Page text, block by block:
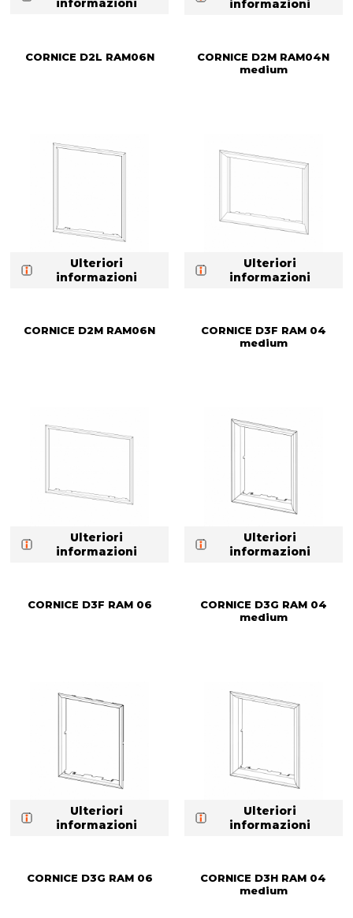
informazioni informazioni
CORNICE D2L RAM06N
Ulteriori
informazioni
CORNICE D2M RAM04N
medium
Ulteriori
informazioni
CORNICE D2M RAM06N
Ulteriori
informazioni
CORNICE D3F RAM 04
medium
Ulteriori
informazioni
CORNICE D3F RAM 06
Ulteriori
informazioni
CORNICE D3G RAM 04
medium
Ulteriori
informazioni
CORNICE D3G RAM 06
CORNICE D3H RAM 04
medium